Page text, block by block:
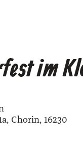
im
Cho­rin, 16230